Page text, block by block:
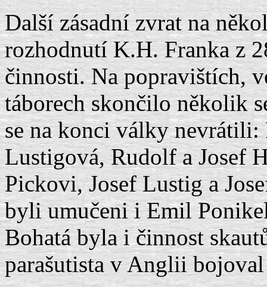
Další zásadní zvrat na
rozhodnutí K.H. Franka z
činnosti. Na popravištích,
táborech skončilo několik
se na konci války nevrátili:
Lustigová, Rudolf a Josef
Pickovi, Josef Lustig a
byli umučeni i Emil
Bohatá byla i činnost
parašutista v Anglii